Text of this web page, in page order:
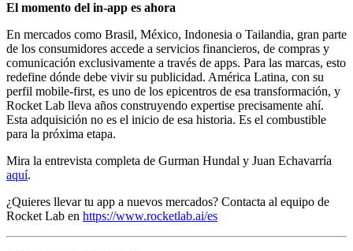
El momento del in-app es ahora
En mercados como Brasil, México, Indonesia o Tailandia, gran parte
de los consumidores accede a servicios financieros, de compras y
comunicación exclusivamente a través de apps. Para las marcas, esto
redefine dónde debe vivir su publicidad. América Latina, con su
perfil mobile-first, es uno de los epicentros de esa transformación, y
Rocket Lab lleva años construyendo expertise precisamente ahí.
Esta adquisición no es el inicio de esa historia. Es el combustible
para la próxima etapa.
Mira la entrevista completa de Gurman Hundal y Juan Echavarría
aquí.
¿Quieres llevar tu app a nuevos mercados? Contacta al equipo de
Rocket Lab en https://www.rocketlab.ai/es